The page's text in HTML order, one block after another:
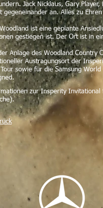
Jack Nicklaus, Gary
gegeneinander an. Alles zu
ist eine geplante
gestiegen ist. Der Ort ist in
Anlage des Woodland Country
Austragungsort der
Tour sowie für die Samsung
zur Insperity Invitational